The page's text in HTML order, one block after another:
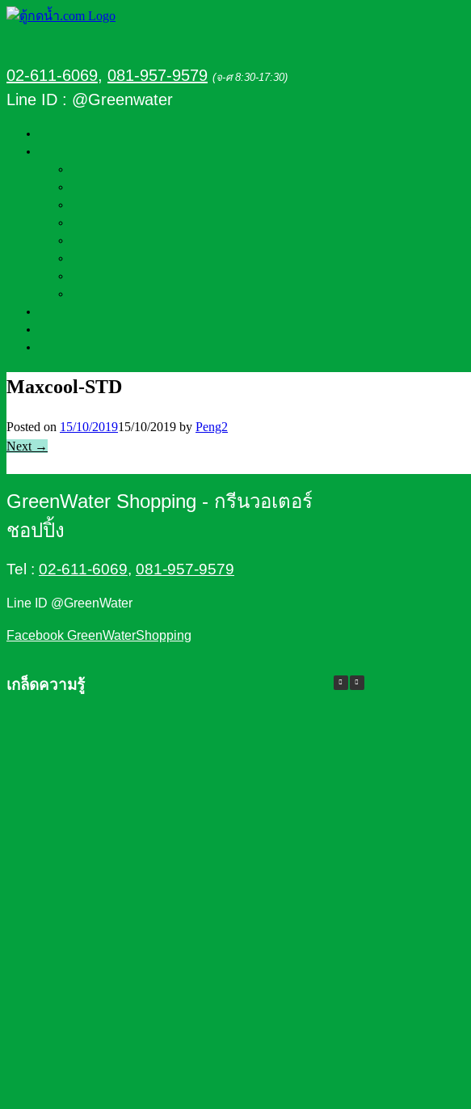
02-611-6069, 081-957-9579 (จ-ศ 8:30-17:30)
Line ID : @Greenwater
Maxcool-STD
Posted on 15/10/201915/10/2019 by Peng2
Next →
GreenWater Shopping - กรีนวอเตอร์
ชอปปิ้ง
Tel : 02-611-6069, 081-957-9579
Line ID @GreenWater
Facebook GreenWaterShopping
เกล็ดความรู้